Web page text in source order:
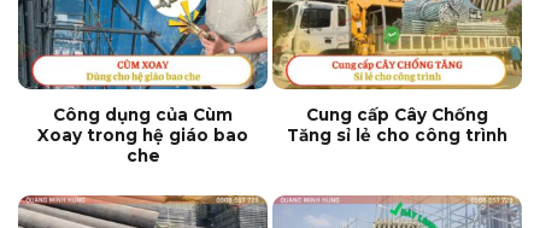
Công dụng của Cùm
Xoay trong hệ giáo bao
che
Cung cấp Cây Chống
Tăng sỉ lẻ cho công trình